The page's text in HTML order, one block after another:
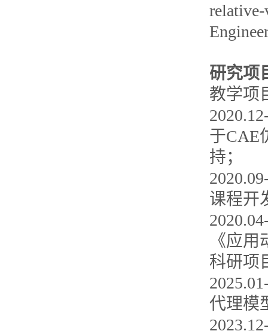
relative-
研究项
教学项
于CAE
持；
课程开
《应
科研项
代理模